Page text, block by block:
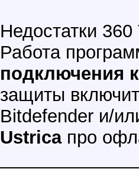
Недостатки
Работа
подключения
защиты
Bitdefender и/
Ustricaпро